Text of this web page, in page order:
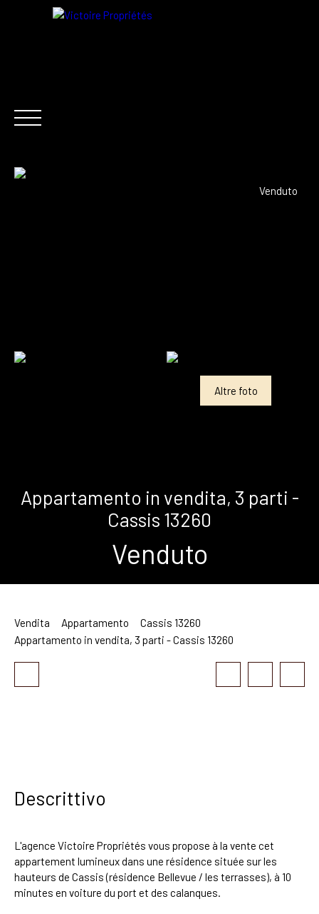
IT
Venduto
Altre foto
Appartamento in vendita, 3 parti -
Cassis 13260
Venduto
Vendita Appartamento
Cassis 13260
Appartamento in vendita, 3 parti - Cassis 13260
Descrittivo
L'agence Victoire Propriétés vous propose à la vente cet
appartement lumineux dans une résidence située sur les
hauteurs de Cassis (résidence Bellevue / les terrasses), à 10
minutes en voiture du port et des calanques.